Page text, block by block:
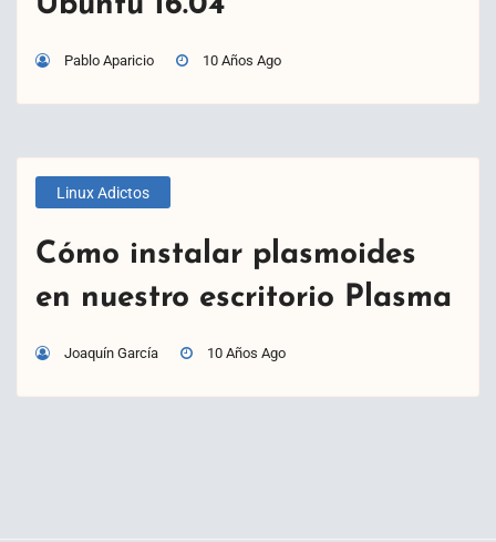
Pablo Aparicio 10 Años Ago
Linux Adictos
Cómo instalar plasmoides
en nuestro escritorio Plasma
Joaquín García 10 Años Ago